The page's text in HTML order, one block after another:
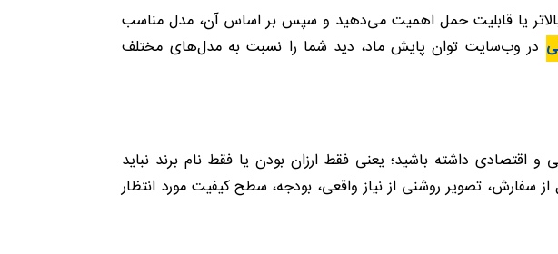
یا قابلیت حمل اهمیت می‌دهید و سپس بر اساس آن، مدل مناسب
در وب‌سایت توان پایش ماد، دید شما را نسبت به مدل‌های مختلف
و اقتصادی داشته باشید؛ یعنی فقط ارزان بودن یا فقط نام برند نباید
تصویر روشنی از نیاز واقعی، بودجه، سطح کیفیت مورد انتظار